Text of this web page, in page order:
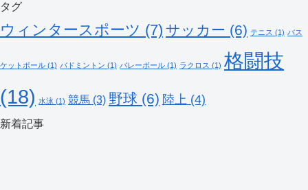
タグ
ウィンタースポーツ (7) サッカー (6) テニス (1) バス
ケットボール (1) バドミントン (1) バレーボール (1) ラクロス (1) 格闘技
(18) 水泳 (1) 競馬 (3) 野球 (6) 陸上 (4)
新着記事